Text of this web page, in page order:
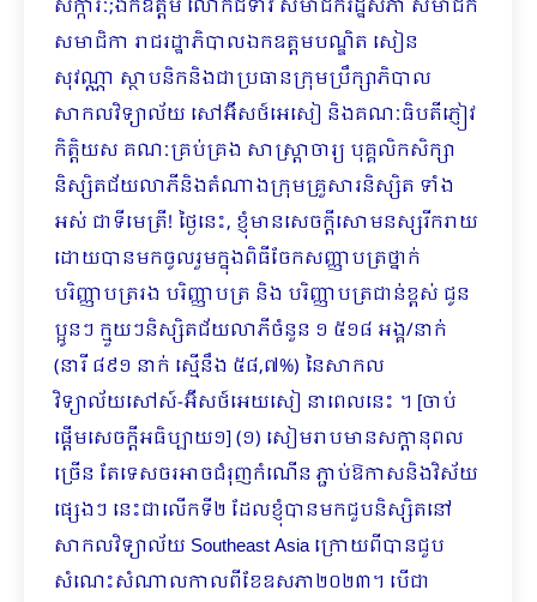
សក្ការៈ;ឯកឧត្តម លោកជំទាវ សមាជិករដ្ឋសភា សមាជិក
សមាជិកា រាជរដ្ឋាភិបាលឯកឧត្តមបណ្ឌិត សៀន
សុវណ្ណា ស្ថាបនិកនិងជាប្រធានក្រុមប្រឹក្សាភិបាល
សាកលវិទ្យាល័យ ​សៅអ៊ីសថ៍អេសៀ និងគណៈធិបតីភ្ញៀវ
កិត្តិយស គណៈគ្រប់គ្រង សាស្ត្រាចារ្យ​​ បុគ្គលិកសិក្សា
និស្សិតជ័យលាភីនិងតំណាងក្រុមគ្រួសារនិស្សិត ទាំង
អស់ ជាទីមេត្រី! ថ្ងៃនេះ, ខ្ញុំមានសេចក្តីសោមនស្សរីករាយ
ដោយបានមកចូលរួមក្នុងពិធីចែកសញ្ញាបត្រថ្នាក់
បរិញ្ញាបត្ររង បរិញ្ញាបត្រ និង បរិញ្ញាបត្រជាន់ខ្ពស់ ជូន
ប្អូនៗ ក្មួយៗនិស្សិតជ័យលាភីចំនួន ១ ៥១៨ អង្គ/នាក់
(នារី ៨៩១ នាក់ ស្មើនឹង ៥៨,៧%) នៃ​សាកល
វិទ្យាល័យសៅស៍-អ៊ីសថ៍អេយសៀ នាពេលនេះ ។ [ចាប់
ផ្ដើមសេចក្ដីអធិប្បាយ១] (១) សៀមរាបមានសក្ដានុពល
ច្រើន តែទេសចរអាចជំរុញកំណើន ភ្ជាប់ឱកាសនិងវិស័យ
ផ្សេងៗ នេះជាលើកទី២ ដែលខ្ញុំបានមកជួបនិស្សិតនៅ
សាកលវិទ្យាល័យ Southeast Asia ក្រោយពីបានជួប
សំណេះសំ​ណាលកាលពីខែឧសភា២០២៣។ បើជា